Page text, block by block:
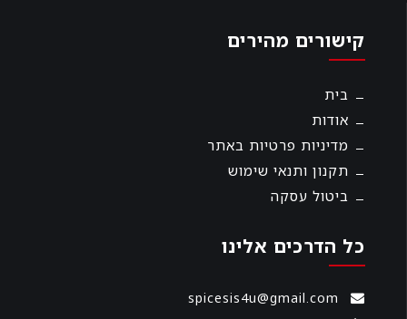
קישורים מהירים
בית
אודות
מדיניות פרטיות באתר
תקנון ותנאי שימוש
ביטול עסקה
כל הדרכים אלינו
spicesis4u@gmail.com